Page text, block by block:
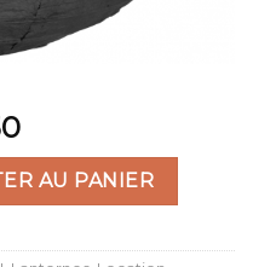
20cm
AU PANIER